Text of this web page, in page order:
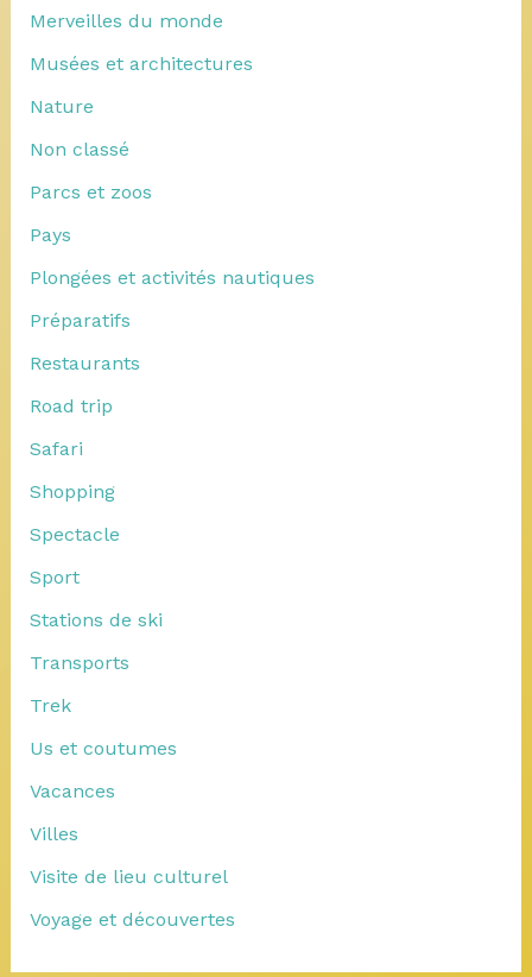
Merveilles du monde
Musées et architectures
Nature
Non classé
Parcs et zoos
Pays
Plongées et activités nautiques
Préparatifs
Restaurants
Road trip
Safari
Shopping
Spectacle
Sport
Stations de ski
Transports
Trek
Us et coutumes
Vacances
Villes
Visite de lieu culturel
Voyage et découvertes